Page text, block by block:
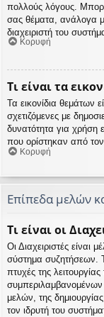
πολλούς λόγους.
σας θέματα, ανάλογα
διαχειριστή του
Κορυφή
Τι είναι τα
Τα εικονίδια θεμάτων
σχετιζόμενες με
δυνατότητα για χρήση
που ορίστηκαν από τον
Κορυφή
Επίπεδα μελών
Τι είναι οι
Οι Διαχειριστές είναι
σύστημα συζητήσεων.
πτυχές της
μελών, της
τον ιδρυτή του